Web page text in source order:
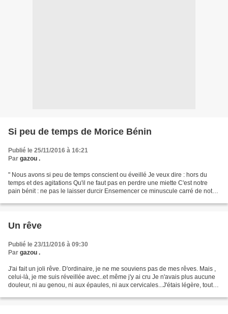
Si peu de temps de Morice Bénin
Publié le 25/11/2016 à 16:21
Par gazou .
" Nous avons si peu de temps conscient ou éveillé Je veux dire : hors du
temps et des agitations Qu'il ne faut pas en perdre une miette C'est notre
pain bénit : ne pas le laisser durcir Ensemencer ce minuscule carré de notre
Un rêve
Publié le 23/11/2016 à 09:30
Par gazou .
J'ai fait un joli rêve. D'ordinaire, je ne me souviens pas de mes rêves. Mais ,
celui-là, je me suis réveillée avec..et même j'y ai cru Je n'avais plus aucune
douleur, ni au genou, ni aux épaules, ni aux cervicales...J'étais légère, tout